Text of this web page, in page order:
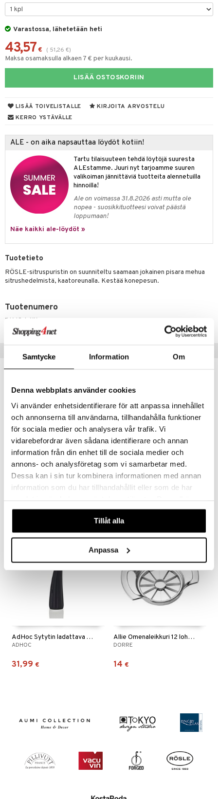
Samtycke Information Om
Denna webbplats använder cookies
Vi använder enhetsidentifierare för att anpassa innehållet
och annonserna till användarna, tillhandahålla funktioner
för sociala medier och analysera vår trafik. Vi
vidarebefordrar även sådana identifierare och annan
information från din enhet till de sociala medier och
annons- och analysföretag som vi samarbetar med.
Dessa kan i sin tur kombinera informationen med annan
information som du har tillhandahållit eller som de har
våra cookies vid fortsatt användande av vår webbplats.
Tillåt alla
Anpassa
Varastossa, lähetetään heti
43,57 € ( 51,26 €)
Maksa osamaksulla alkaen 7 € per kuukausi.
LISÄÄ OSTOSKORIIN
LISÄÄ TOIVELISTALLE
KIRJOITA ARVOSTELU
KERRO YSTÄVÄLLE
ALE - on aika napsauttaa löydöt kotiin!
Tartu tilaisuuteen tehdä löytöjä suuresta
ALEstamme. Juuri nyt tarjoamme suuren
valikoiman jännittäviä tuotteita alennetuilla
hinnoilla!
Ale on voimassa 31.8.2026 asti mutta ole
nopea - suosikkituotteesi voivat päästä
loppumaan!
Näe kaikki ale-löydöt »
Tuotetieto
RÖSLE-sitruspuristin on suunniteltu saamaan jokainen pisara mehua
sitrushedelmistä, kaatoreunalla. Kestää konepesun.
Tuotenumero
IUA18-1-XX
Saatavana useana vaihtoehtona
Mila Mittakannu Pihvipihdit
EXXENT
AdHoc Sytytin ladattava ARC
ADHOC
31,99 €
Allie Omenaleikkuri 12 lohkoa
DORRE
14 €
& Vihannesveitset
sisustus
tarvikkeita
tekstiilit
koristelu
säilytys
tekstiilit
Saalit
& Tyynyliinat
& Peitot
& Koukut
& Korit
& Veistokset
& Lyhdyt
& Korit
tekstiilit
tekstiilit
tekstiilit
& Peitot
& Lyhdyt
& vastauksia